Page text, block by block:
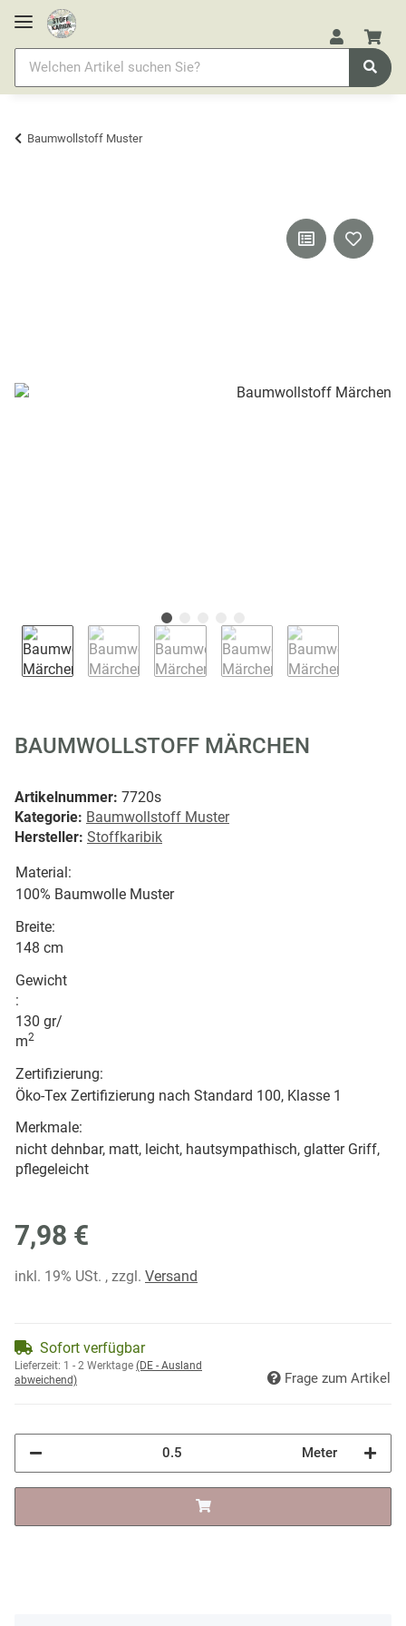
Baumwollstoff Muster
BAUMWOLLSTOFF MÄRCHEN
Artikelnummer: 7720s
Kategorie: Baumwollstoff Muster
Hersteller: Stoffkaribik
Material:
100% Baumwolle Muster
Breite:
148 cm
Gewicht
:
130 gr/
m2
Zertifizierung:
Öko-Tex Zertifizierung nach Standard 100, Klasse 1
Merkmale:
nicht dehnbar, matt, leicht, hautsympathisch, glatter Griff,
pflegeleicht
7,98 €
inkl. 19% USt. , zzgl. Versand
Sofort verfügbar
Lieferzeit: 1 - 2 Werktage (DE - Ausland
abweichend)
Frage zum Artikel
Meter